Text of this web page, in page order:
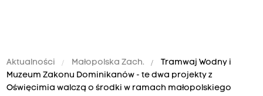
Aktualności Małopolska Zach.
Tramwaj Wodny i
Muzeum Zakonu Dominikanów - te dwa projekty z
Oświęcimia walczą o środki w ramach małopolskiego